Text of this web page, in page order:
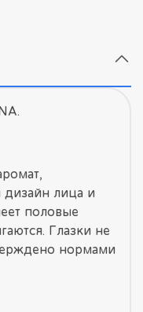
лица и
половые
Глазки не
нормами